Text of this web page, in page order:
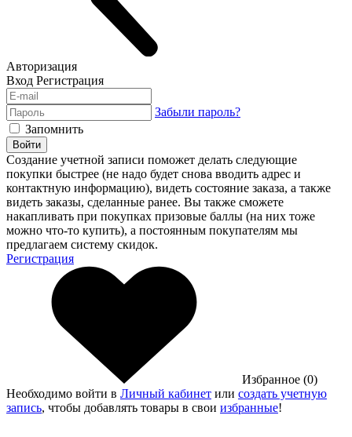
Авторизация
Вход Регистрация
Забыли пароль?
Запомнить
Войти
Создание учетной записи поможет делать следующие
покупки быстрее (не надо будет снова вводить адрес и
контактную информацию), видеть состояние заказа, а также
видеть заказы, сделанные ранее. Вы также сможете
накапливать при покупках призовые баллы (на них тоже
можно что-то купить), а постоянным покупателям мы
предлагаем систему скидок.
Регистрация
Избранное (0)
Необходимо войти в Личный кабинет или создать учетную
запись, чтобы добавлять товары в свои избранные!